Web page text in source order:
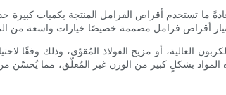
ما تستخدم أقراص الفرامل المنتجة بكميات
العالية، أو مزيج الفولاذ المُقوّى، وذلك وفقًا
المواد بشكلٍ كبير من الوزن غير المُعلّق، مما